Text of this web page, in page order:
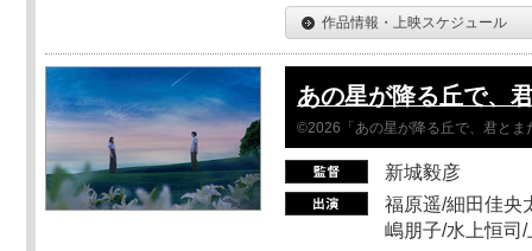
作品情報・上映スケジュール
あの星が降る丘で、
©2026「あの星が降る丘で、君とま
新城毅彦
福原遥/細田佳央
嶋朋子/水上恒司